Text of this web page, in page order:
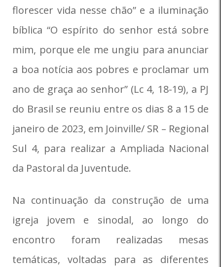
florescer vida nesse chão” e a iluminação
bíblica “O espírito do senhor está sobre
mim, porque ele me ungiu para anunciar
a boa notícia aos pobres e proclamar um
ano de graça ao senhor” (Lc 4, 18-19), a PJ
do Brasil se reuniu entre os dias 8 a 15 de
janeiro de 2023, em Joinville/ SR – Regional
Sul 4, para realizar a Ampliada Nacional
da Pastoral da Juventude.
Na continuação da construção de uma
igreja jovem e sinodal, ao longo do
encontro foram realizadas mesas
temáticas, voltadas para as diferentes